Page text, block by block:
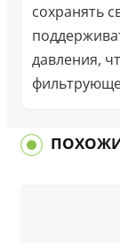
сохранять
давления,